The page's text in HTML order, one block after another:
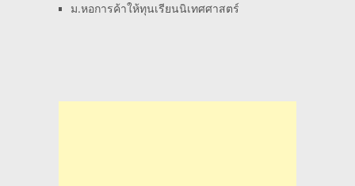
ม.หอการค้าให้ทุนเรียนนิเทศศาสตร์